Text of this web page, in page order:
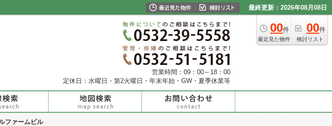
最終更新：2026年08月08日
00件
最近見た物件
00件
検討リスト
営業時間：09：00～18：00
定休日：水曜日・第2火曜日・年末年始・GW・夏季休業等
ファームビル